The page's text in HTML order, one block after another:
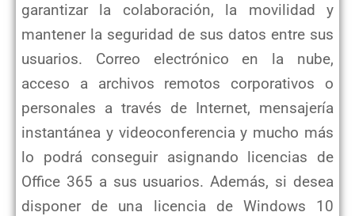
garantizar la colaboración, la movilidad y
mantener la seguridad de sus datos entre sus
usuarios. Correo electrónico en la nube,
acceso a archivos remotos corporativos o
personales a través de Internet, mensajería
instantánea y videoconferencia y mucho más
lo podrá conseguir asignando licencias de
Office 365 a sus usuarios. Además, si desea
disponer de una licencia de Windows 10